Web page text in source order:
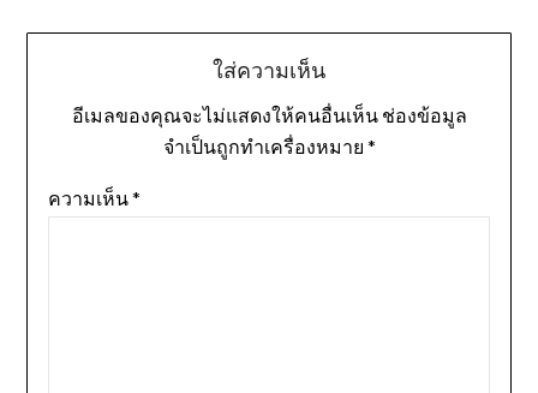
ใส่ความเห็น
อีเมลของคุณจะไม่แสดงให้คนอื่นเห็น ช่องข้อมูล
จำเป็นถูกทำเครื่องหมาย *
ความเห็น*